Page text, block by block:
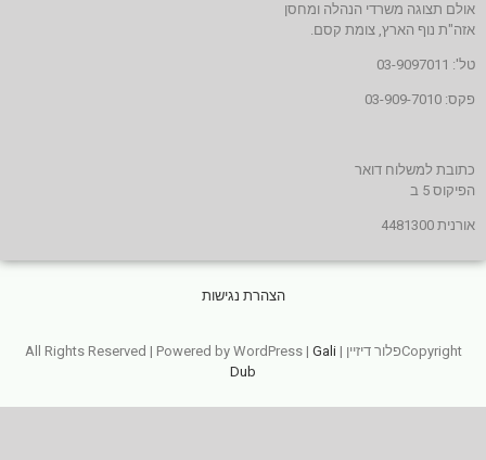
אולם תצוגה משרדי הנהלה ומחסן
אזה"ת נוף הארץ, צומת קסם.
טל': 03-9097011
פקס: 03-909-7010
כתובת למשלוח דואר
הפיקוס 5 ב
אורנית 4481300
הצהרת נגישות
Copyrightפלור דיזיין | All Rights Reserved | Powered by WordPress |
Gali
Dub